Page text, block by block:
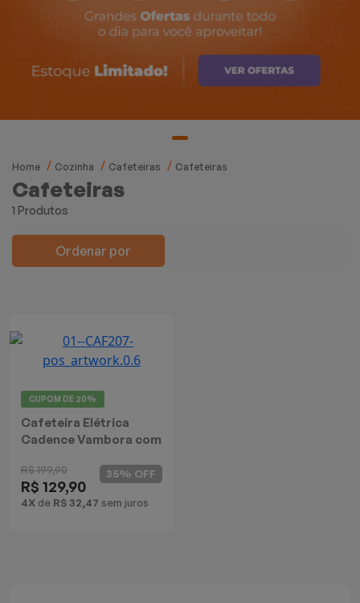
Home Cozinha Cafeteiras Cafeteiras
Cafeteiras
1 Produtos
Ordenar por
CUPOM DE 20%
Cafeteira Elétrica
Cadence Vambora com
R$ 199,90
R$ 129,90
4X de R$ 32,47 sem juros
35% OFF
Coifas
Máquina de Waffle
Cooktops
Batedeiras